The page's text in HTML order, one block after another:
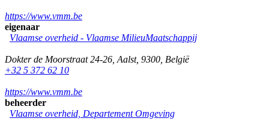
https://www.vmm.be
eigenaar
Vlaamse overheid - Vlaamse MilieuMaatschappij
Dokter de Moorstraat 24-26 Aalst, 9300 België
+32 5 372 62 10
https://www.vmm.be
beheerder
Vlaamse overheid, Departement Omgeving